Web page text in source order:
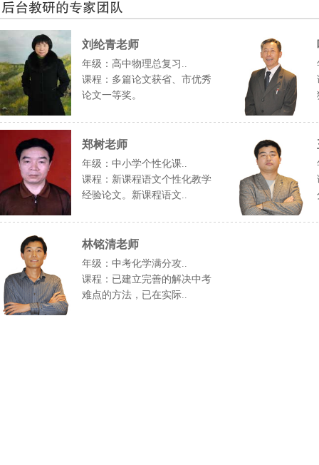
刘纶青老师
年级：高中物理总复习..
课程：多篇论文获省、市优秀
论文一等奖。
郑树老师
年级：中小学个性化课..
课程：新课程语文个性化教学
经验论文。新课程语文..
林铭清老师
年级：中考化学满分攻..
课程：已建立完善的解决中考
难点的方法，已在实际..